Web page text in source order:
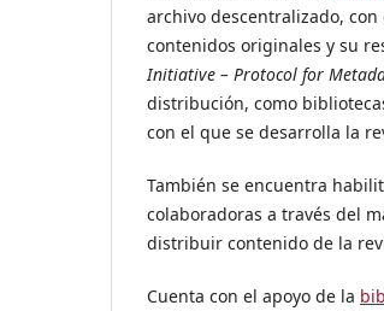
archivo descentralizado,
contenidos originales y su
Initiative – Protocol for
distribución, como
con el que se desarrolla la
También se encuentra
colaboradoras a través del
distribuir contenido de la
Cuenta con el apoyo de la